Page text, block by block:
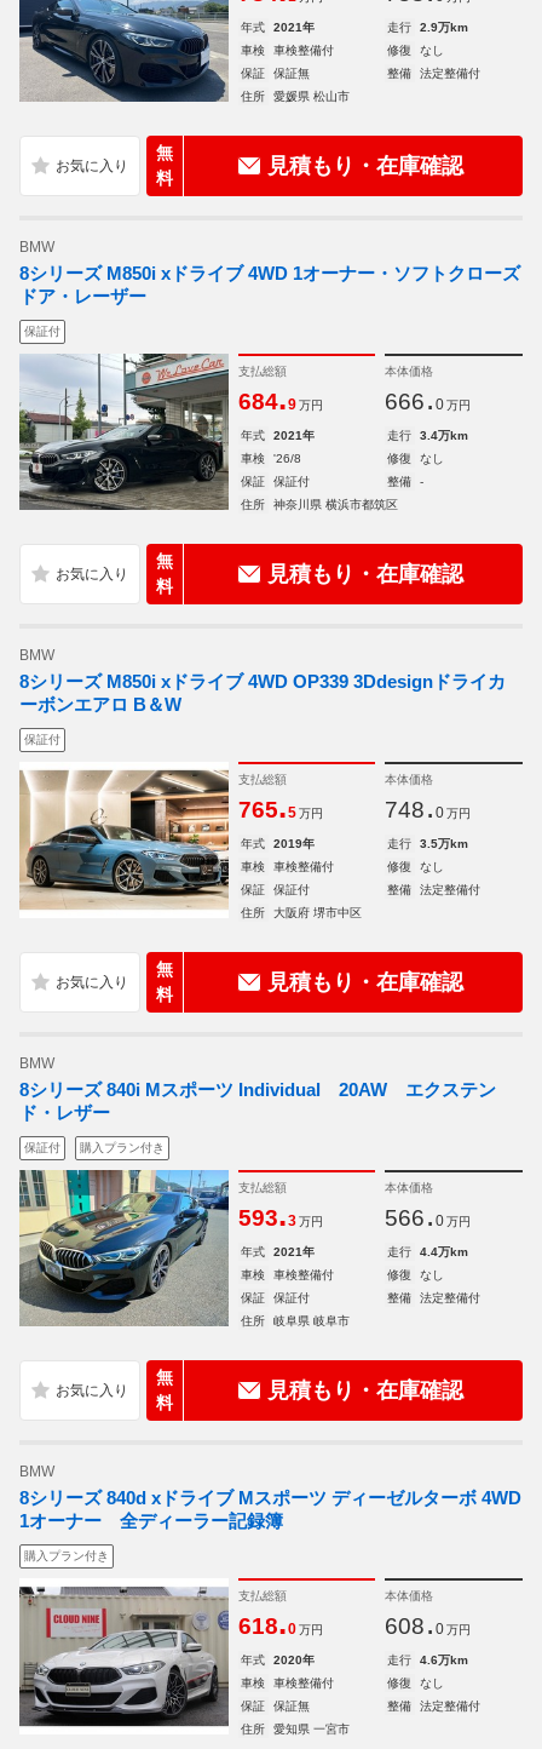
年式 2021年 走行
2.9万km
車検
車検整備付 修復
なし
保証
保証無 整備
法定整備付
住所
愛媛県 松山市
無
料
見積もり・在庫確認
BMW
8シリーズ M850i xドライブ 4WD 1オーナー・ソフトクローズ
ドア・レーザー
保証付
支払総額
684.9 万円
本体価格
666. 0 万円
年式 2021年 走行
3.4万km
車検
'26/8 修復
なし
保証
保証付 整備
-
住所
神奈川県 横浜市都筑区
無
料
見積もり・在庫確認
BMW
8シリーズ M850i xドライブ 4WD OP339 3Ddesignドライカ
ーボンエアロ B＆W
保証付
支払総額
765.5 万円
本体価格
748. 0 万円
年式 2019年 走行
3.5万km
車検
車検整備付 修復
なし
保証
保証付 整備
法定整備付
住所
大阪府 堺市中区
無
料
見積もり・在庫確認
BMW
8シリーズ 840i Mスポーツ Individual 20AW エクステン
ド・レザー
保証付 購入プラン付き
支払総額
593.3 万円
本体価格
566. 0 万円
年式 2021年 走行
4.4万km
車検
車検整備付 修復
なし
保証
保証付 整備
法定整備付
住所
岐阜県 岐阜市
無
料
見積もり・在庫確認
BMW
8シリーズ 840d xドライブ Mスポーツ ディーゼルターボ 4WD
1オーナー 全ディーラー記録簿
購入プラン付き
支払総額
618.0 万円
本体価格
608. 0 万円
年式 2020年 走行
4.6万km
車検
車検整備付 修復
なし
保証
保証無 整備
法定整備付
住所
愛知県 一宮市